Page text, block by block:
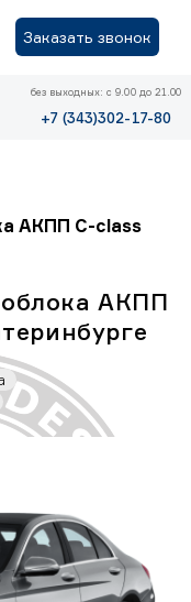
Заказать звонок
без выходных: с 9.00 до 21.00
+7 (343)302-17-80
АКПП C-class
АКПП